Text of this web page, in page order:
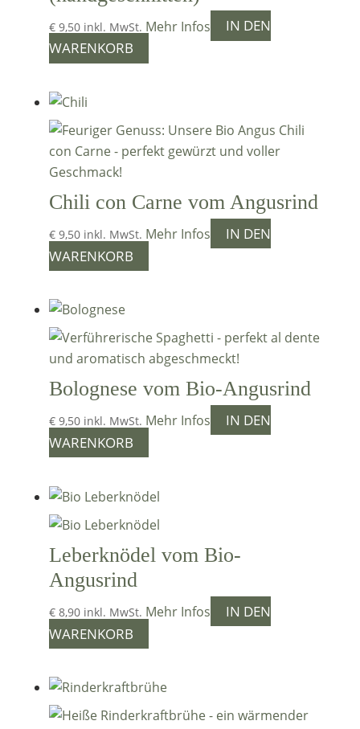
€9,50 inkl. MwSt. Mehr Infos
IN DEN
WARENKORB
Chili con Carne vom Angusrind
€9,50 inkl. MwSt. Mehr Infos
IN DEN
WARENKORB
Bolognese vom Bio-Angusrind
€9,50 inkl. MwSt. Mehr Infos
IN DEN
WARENKORB
Leberknödel vom Bio-
Angusrind
€8,90 inkl. MwSt. Mehr Infos
IN DEN
WARENKORB